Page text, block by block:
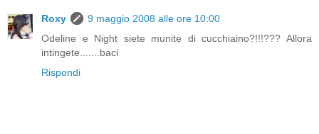
Roxy
9 maggio 2008 alle ore 10:00
Odeline e Night siete munite di cucchiaino?!!!??? Allora
intingete.......baci
Rispondi